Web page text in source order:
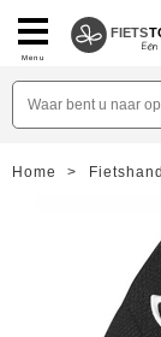
Menu
FIETS
Home >